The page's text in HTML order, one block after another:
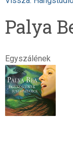
Palya
Egyszálének